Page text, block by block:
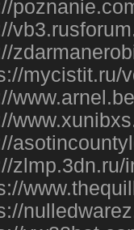
mycistit.ru/
zlmp.3dn.ru/